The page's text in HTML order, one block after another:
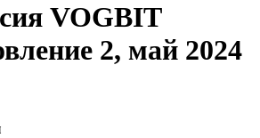
VOGBIT
2, май 2024